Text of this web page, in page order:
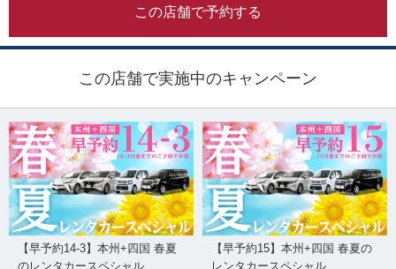
この店舗で予約する
この店舗で実施中のキャンペーン
【早予約14-3】本州+四国 春夏
のレンタカースペシャル
【早予約15】本州+四国 春夏の
レンタカースペシャル